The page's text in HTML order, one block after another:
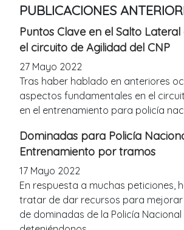
PUBLICACIONES
Puntos Clave en el Salto
el circuito de Agilidad del CNP
27 Mayo 2022
Tras haber hablado en anteriores
aspectos fundamentales en el
en el entrenamiento para policía
Dominadas para Policía
Entrenamiento por tramos
17 Mayo 2022
En respuesta a muchas peticiones,
tratar de dar recursos para mejorar
de dominadas de la Policía Nacional